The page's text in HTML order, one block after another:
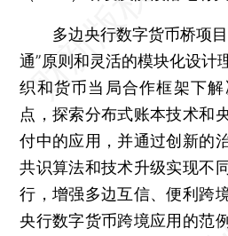
多边央行数字货币桥项目
通”原则和灵活的模块化设计
织和货币当局合作框架下
点，探索分布式账本技术和
付中的应用，并通过创新的
共识算法和技术升级实现不
行，增强多边互信、便利跨
央行数字货币跨境应用的范